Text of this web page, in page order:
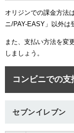
オリジンでの課金方法
ニ/PAY-EASY」以外は
また、支払い方法を変
しましょう。
コンビニでの支
セブンイレブン